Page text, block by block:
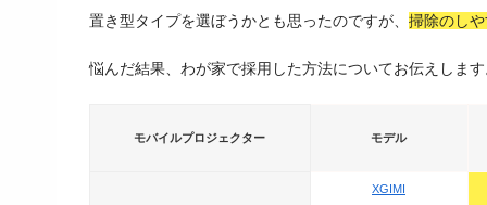
置き型タイプを選ぼうかとも思ったのですが、 掃除のし
悩んだ結果、わが家で採用した方法についてお伝えしま
モバイルプロジェクター モデル
XGIMI